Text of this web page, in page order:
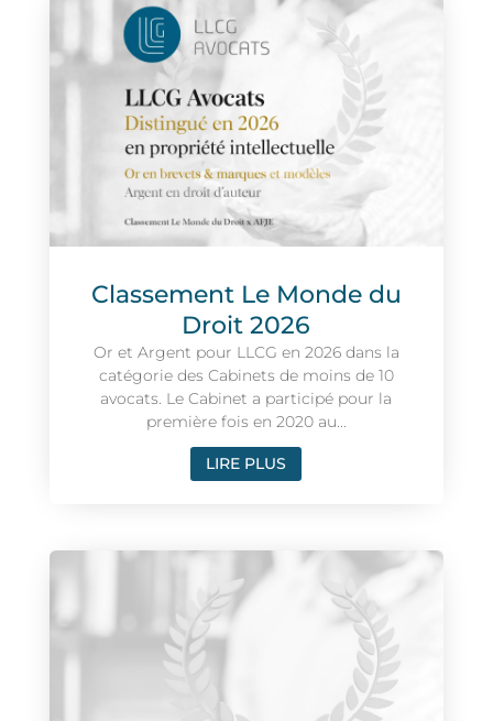
Classement Le Monde du
Droit 2026
Or et Argent pour LLCG en 2026 dans la
catégorie des Cabinets de moins de 10
avocats. Le Cabinet a participé pour la
première fois en 2020 au...
LIRE PLUS